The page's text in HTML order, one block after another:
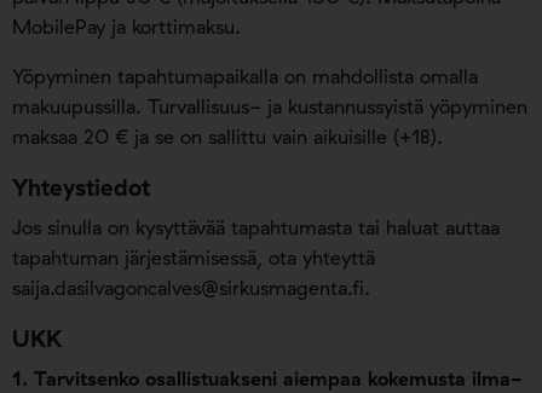
MobilePay ja korttimaksu.
Yöpyminen tapahtumapaikalla on mahdollista omalla
makuupussilla. Turvallisuus- ja kustannussyistä yöpyminen
maksaa 20 € ja se on sallittu vain aikuisille (+18).
Yhteystiedot
Jos sinulla on kysyttävää tapahtumasta tai haluat auttaa
tapahtuman järjestämisessä, ota yhteyttä
saija.dasilvagoncalves@sirkusmagenta.fi.
UKK
1. Tarvitsenko osallistuakseni aiempaa kokemusta ilma-